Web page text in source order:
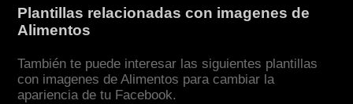
Plantillas relacionadas con imagenes de
Alimentos
También te puede interesar las siguientes plantillas
con imagenes de Alimentos para cambiar la
apariencia de tu Facebook.